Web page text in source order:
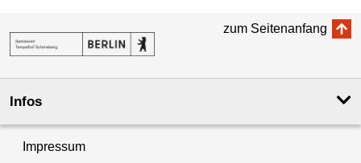
zum Seitenanfang
Infos
Impressum